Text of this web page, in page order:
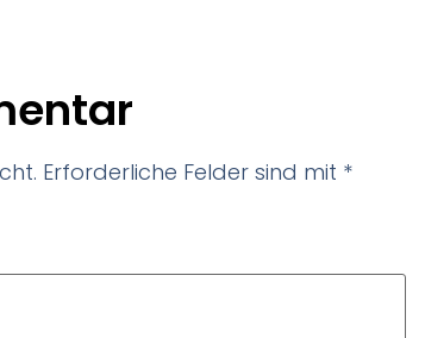
Erforderliche Felder sind mit *